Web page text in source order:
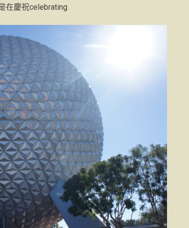
在慶祝celebrating